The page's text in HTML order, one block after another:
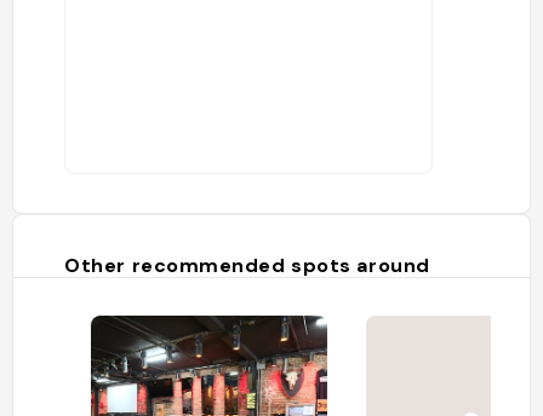
Other recommended spots around